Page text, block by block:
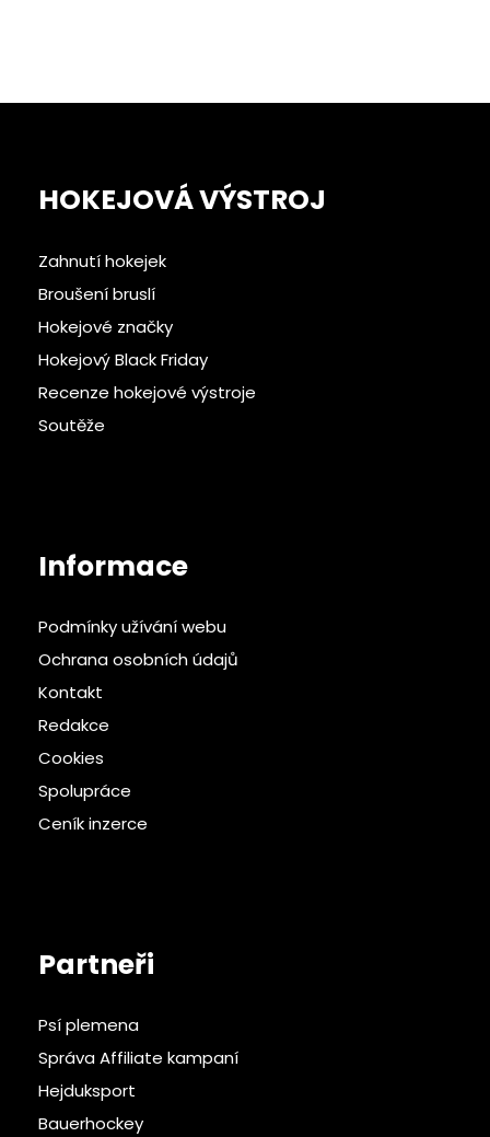
HOKEJOVÁ VÝSTROJ
Zahnutí hokejek
Broušení bruslí
Hokejové značky
Hokejový Black Friday
Recenze hokejové výstroje
Soutěže
Informace
Podmínky užívání webu
Ochrana osobních údajů
Kontakt
Redakce
Cookies
Spolupráce
Ceník inzerce
Partneři
Psí plemena
Správa Affiliate kampaní
Hejduksport
Bauerhockey